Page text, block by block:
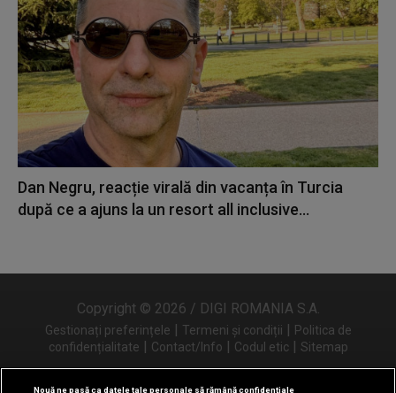
Dan Negru, reacție virală din vacanța în Turcia
după ce a ajuns la un resort all inclusive...
Copyright © 2026 / DIGI ROMANIA S.A.
Gestionați preferințele | Termeni și condiții | Politica de
confidențialitate | Contact/Info | Codul etic | Sitemap
Nouă ne pasă ca datele tale personale să rămână confidențiale